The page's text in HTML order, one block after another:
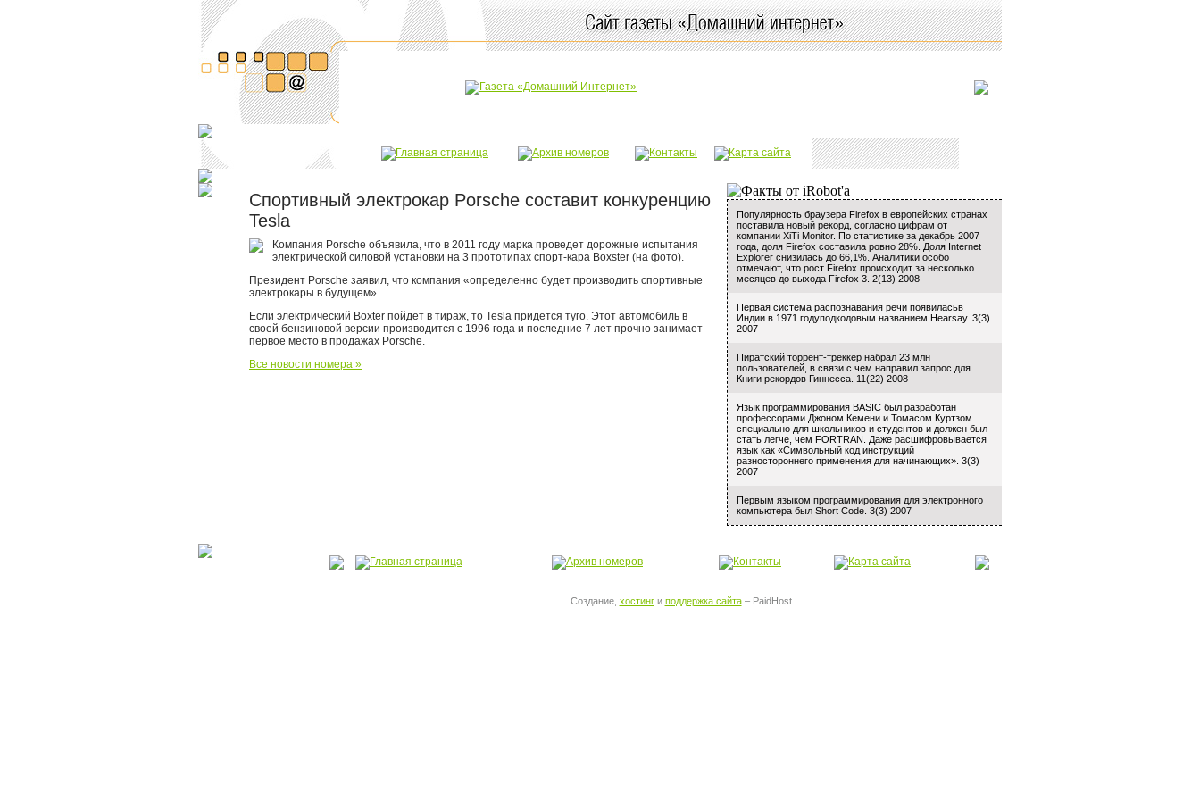
Спортивный электрокар Porsche составит конкуренцию
Tesla
Компания Porsche объявила, что в 2011 году марка проведет дорожные испытания
электрической силовой установки на 3 прототипах спорт-кара Boxster (на фото).
Президент Porsche заявил, что компания «определенно будет производить спортивные
электрокары в будущем».
Если электрический Boxter пойдет в тираж, то Tesla придется туго. Этот автомобиль в
своей бензиновой версии производится с 1996 года и последние 7 лет прочно занимает
первое место в продажах Porsche.
Все новости номера »
Популярность браузера Firefox в европейских странах
поставила новый рекорд, согласно цифрам от
компании XiTi Monitor. По статистике за декабрь 2007
года, доля Firefox составила ровно 28%. Доля Internet
Explorer снизилась до 66,1%. Аналитики особо
отмечают, что рост Firefox происходит за несколько
месяцев до выхода Firefox 3. 2(13) 2008
Первая система распознавания речи появиласьв
Индии в 1971 годуподкодовым названием Hearsay. 3(3)
2007
Пиратский торрент-треккер набрал 23 млн
пользователей, в связи с чем направил запрос для
Книги рекордов Гиннесса. 11(22) 2008
Язык программирования BASIC был разработан
профессорами Джоном Кемени и Томасом Куртзом
специально для школьников и студентов и должен был
стать легче, чем FORTRAN. Даже расшифровывается
язык как «Символьный код инструкций
разностороннего применения для начинающих». 3(3)
2007
Первым языком программирования для электронного
компьютера был Short Code. 3(3) 2007
Создание, хостинги поддержка сайта– PaidHost